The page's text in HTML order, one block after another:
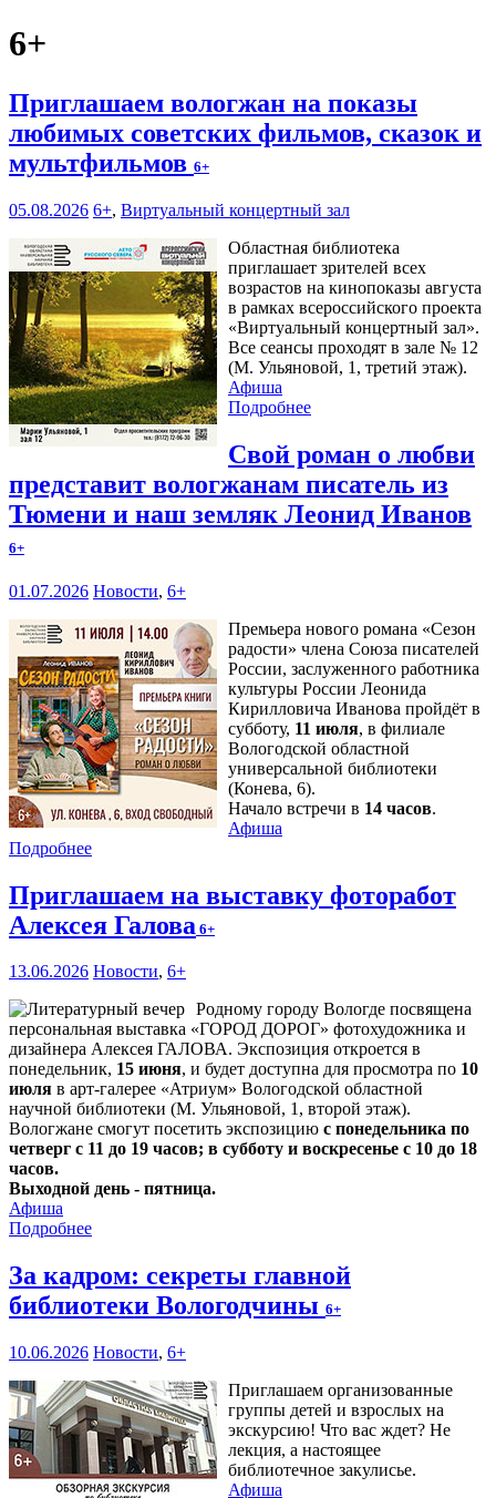
6+
Приглашаем вологжан на показы
любимых советских фильмов, сказок и
мультфильмов 6+
05.08.2026 6+, Виртуальный концертный зал
Областная библиотека
приглашает зрителей всех
возрастов на кинопоказы августа
в рамках всероссийского проекта
«Виртуальный концертный зал».
Все сеансы проходят в зале № 12
(М. Ульяновой, 1, третий этаж).
Афиша
Подробнее
Свой роман о любви
представит вологжанам писатель из
Тюмени и наш земляк Леонид Иванов
6+
01.07.2026 Новости, 6+
Премьера нового романа «Сезон
радости» члена Союза писателей
России, заслуженного работника
культуры России Леонида
Кирилловича Иванова пройдёт в
субботу, 11 июля, в филиале
Вологодской областной
универсальной библиотеки
(Конева, 6).
Начало встречи в 14 часов.
Афиша
Подробнее
Приглашаем на выставку фоторабот
Алексея Галова 6+
13.06.2026 Новости, 6+
Родному городу Вологде посвящена
персональная выставка «ГОРОД ДОРОГ» фотохудожника и
дизайнера Алексея ГАЛОВА. Экспозиция откроется в
понедельник, 15 июня, и будет доступна для просмотра по 10
июля в арт-галерее «Атриум» Вологодской областной
научной библиотеки (М. Ульяновой, 1, второй этаж).
Вологжане смогут посетить экспозицию с понедельника по
четверг с 11 до 19 часов; в субботу и воскресенье с 10 до 18
часов.
Выходной день - пятница.
Афиша
Подробнее
За кадром: секреты главной
библиотеки Вологодчины 6+
10.06.2026 Новости, 6+
Приглашаем организованные
группы детей и взрослых на
экскурсию! Что вас ждет? Не
лекция, а настоящее
библиотечное закулисье.
Афиша